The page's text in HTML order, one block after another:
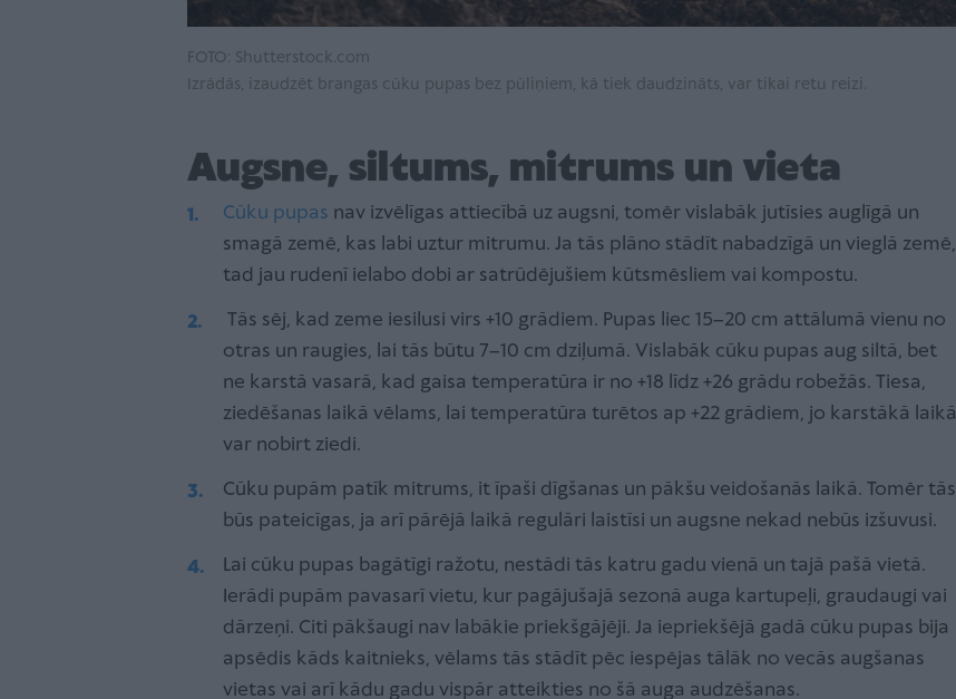
FOTO: Shutterstock.com
Izrādās, izaudzēt brangas cūku pupas bez pūliņiem, kā tiek daudzināts, var tikai retu reizi.
Augsne, siltums, mitrums un vieta
Cūku pupas nav izvēlīgas attiecībā uz augsni, tomēr vislabāk jutīsies auglīgā un
smagā zemē, kas labi uztur mitrumu. Ja tās plāno stādīt nabadzīgā un vieglā zemē,
tad jau rudenī ielabo dobi ar satrūdējušiem kūtsmēsliem vai kompostu.
Tās sēj, kad zeme iesilusi virs +10 grādiem. Pupas liec 15–20 cm attālumā vienu no
otras un raugies, lai tās būtu 7–10 cm dziļumā. Vislabāk cūku pupas aug siltā, bet
ne karstā vasarā, kad gaisa temperatūra ir no +18 līdz +26 grādu robežās. Tiesa,
ziedēšanas laikā vēlams, lai temperatūra turētos ap +22 grādiem, jo karstākā laikā
var nobirt ziedi.
Cūku pupām patīk mitrums, it īpaši dīgšanas un pākšu veidošanās laikā. Tomēr tās
būs pateicīgas, ja arī pārējā laikā regulāri laistīsi un augsne nekad nebūs izšuvusi.
Lai cūku pupas bagātīgi ražotu, nestādi tās katru gadu vienā un tajā pašā vietā.
Ierādi pupām pavasarī vietu, kur pagājušajā sezonā auga kartupeļi, graudaugi vai
dārzeņi. Citi pākšaugi nav labākie priekšgājēji. Ja iepriekšējā gadā cūku pupas bija
apsēdis kāds kaitnieks, vēlams tās stādīt pēc iespējas tālāk no vecās augšanas
vietas vai arī kādu gadu vispār atteikties no šā auga audzēšanas.